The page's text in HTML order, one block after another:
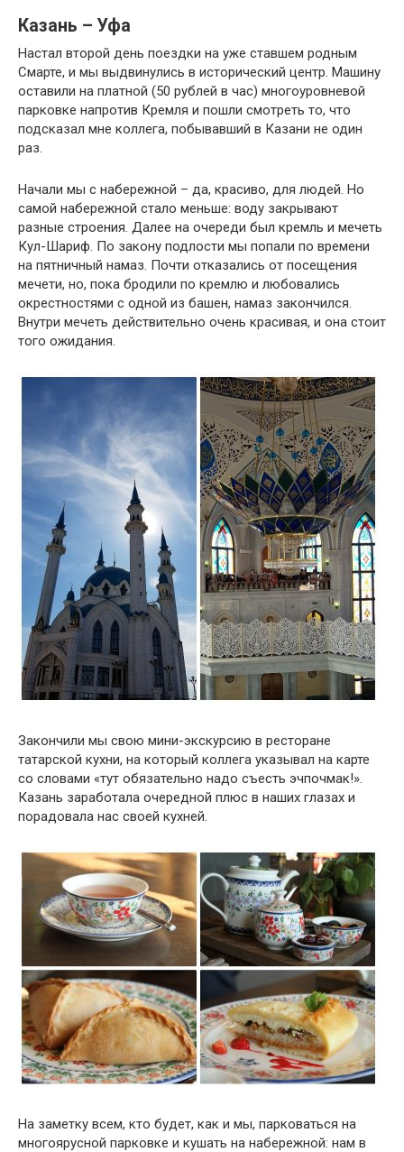
Казань – Уфа
Настал второй день поездки на уже ставшем родным
Смарте, и мы выдвинулись в исторический центр. Машину
оставили на платной (50 рублей в час) многоуровневой
парковке напротив Кремля и пошли смотреть то, что
подсказал мне коллега, побывавший в Казани не один
раз.
Начали мы с набережной – да, красиво, для людей. Но
самой набережной стало меньше: воду закрывают
разные строения. Далее на очереди был кремль и мечеть
Кул-Шариф. По закону подлости мы попали по времени
на пятничный намаз. Почти отказались от посещения
мечети, но, пока бродили по кремлю и любовались
окрестностями с одной из башен, намаз закончился.
Внутри мечеть действительно очень красивая, и она стоит
того ожидания.
Закончили мы свою мини-экскурсию в ресторане
татарской кухни, на который коллега указывал на карте
со словами «тут обязательно надо съесть эчпочмак!».
Казань заработала очередной плюс в наших глазах и
порадовала нас своей кухней.
На заметку всем, кто будет, как и мы, парковаться на
многоярусной парковке и кушать на набережной: нам в